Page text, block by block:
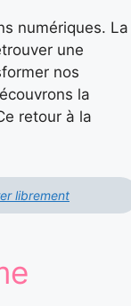
numériques. La
une
nos
la
retour à la
librement